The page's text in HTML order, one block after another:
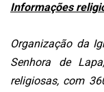
Informações
Organização da
Senhora de
religiosas, com